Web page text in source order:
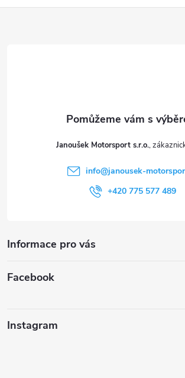
ý
Janoušek Motorsport s.r.o.
info@janousek-
+420 775 577 489
Informace pro vás
Facebook
Instagram